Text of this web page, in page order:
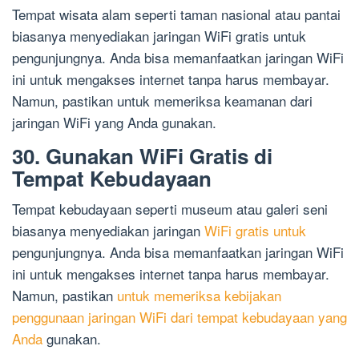
Tempat wisata alam seperti taman nasional atau pantai
biasanya menyediakan jaringan WiFi gratis untuk
pengunjungnya. Anda bisa memanfaatkan jaringan WiFi
ini untuk mengakses internet tanpa harus membayar.
Namun, pastikan untuk memeriksa keamanan dari
jaringan WiFi yang Anda gunakan.
30. Gunakan WiFi Gratis di
Tempat Kebudayaan
Tempat kebudayaan seperti museum atau galeri seni
biasanya menyediakan jaringan WiFi gratis untuk
pengunjungnya. Anda bisa memanfaatkan jaringan WiFi
ini untuk mengakses internet tanpa harus membayar.
Namun, pastikan untuk memeriksa kebijakan
penggunaan jaringan WiFi dari tempat kebudayaan yang
Anda gunakan.